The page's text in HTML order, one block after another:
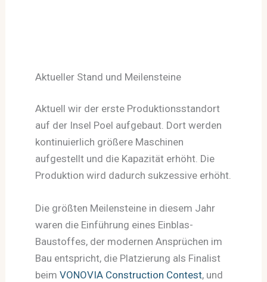
Aktueller Stand und Meilensteine
Aktuell wir der erste Produktionsstandort
auf der Insel Poel aufgebaut. Dort werden
kontinuierlich größere Maschinen
aufgestellt und die Kapazität erhöht. Die
Produktion wird dadurch sukzessive erhöht.
Die größten Meilensteine in diesem Jahr
waren die Einführung eines Einblas-
Baustoffes, der modernen Ansprüchen im
Bau entspricht, die Platzierung als Finalist
beimVONOVIA Construction Contest, und